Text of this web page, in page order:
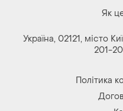
Як
Україна, 02121, місто
201-
Політика